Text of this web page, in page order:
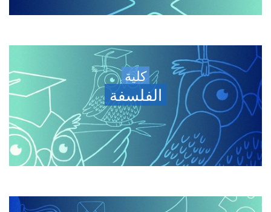
كلية
الفلسفة